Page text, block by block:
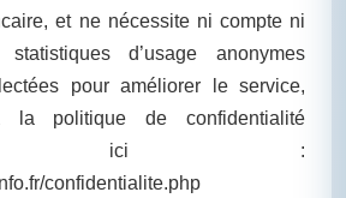
et ne nécessite ni compte ni
d’usage anonymes
pour améliorer le service,
la politique de confidentialité
ici :
confidentialite.php